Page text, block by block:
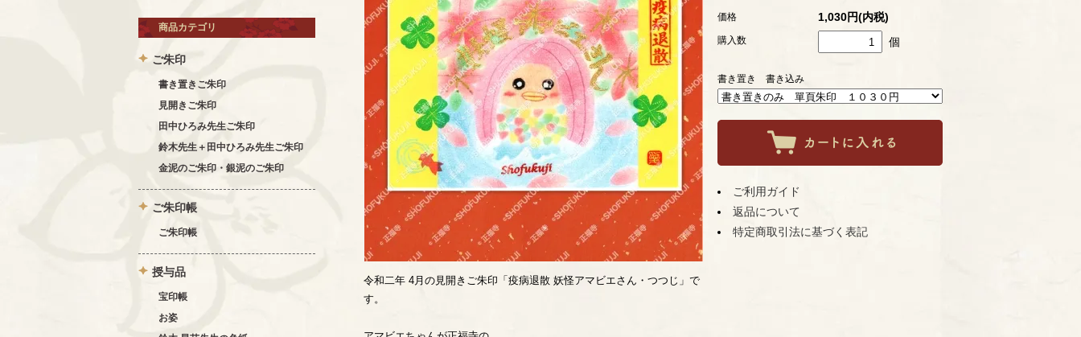
価格 1,030円(内税)
購入数 個
書き置き 書き込み
ご利用ガイド
返品について
特定商取引法に基づく表記
令和二年 4月の見開きご朱印「疫病退散 妖怪アマビエさん・つつじ」で
す。
商品カテゴリ
ご朱印
書き置きご朱印
見開きご朱印
田中ひろみ先生ご朱印
鈴木先生＋田中ひろみ先生ご朱印
金泥のご朱印・銀泥のご朱印
ご朱印帳
ご朱印帳
授与品
宝印帳
お姿